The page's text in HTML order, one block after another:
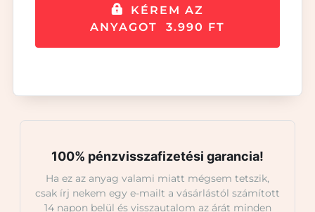
KÉREM AZ
ANYAGOT 3.990 FT
100% pénzvisszafizetési garancia!
Ha ez az anyag valami miatt mégsem tetszik,
csak írj nekem egy e-mailt a vásárlástól számított
14 napon belül és visszautalom az árát minden